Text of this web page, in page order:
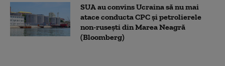
SUA au convins Ucraina să nu mai
atace conducta CPC şi petrolierele
non-ruseşti din Marea Neagră
(Bloomberg)